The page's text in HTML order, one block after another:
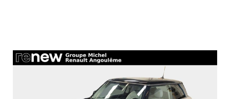
LIGIER
PROFESSIONAL
HISTORIQUE
DU
GROUPE